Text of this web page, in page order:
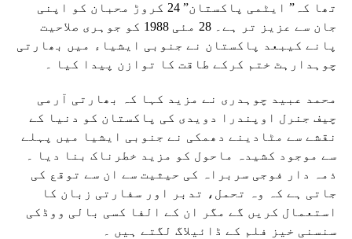
تھا کہ” ایٹمی پاکستان” 24 کروڑ محبان کو اپنی
جان سے عزیز تر ہے۔ 28 مئی 1988 کو جوہری صلاحیت
پانے کیبعد پاکستان نے جنوبی ایشیاء میں بھارتی
چوہدارہٹ ختم کرکے طاقت کا توازن پیدا کیا ۔
محمد عبید چوہدری نے مزید کہا کہ بھارتی آرمی
چیف جنرل اوپندرا دویدی کی پاکستان کو دنیا کے
نقشے سے مٹادینے دھمکی نے جنوبی ایشیا میں پہلے
سے موجود کشیدہ ماحول کو مزید خطرناک بنا دیا ۔
ذمہ دار فوجی سربراہ کی حیثیت سے ان سے توقع کی
جاتی ہے کہ وہ تحمل، تدبر اور سفارتی زبان کا
استعمال کریں گے مگر ان کے الفا کسی بالی ووڈکی
سنسنی خیز فلم کے ڈائیلاگ لگتے ہیں ۔